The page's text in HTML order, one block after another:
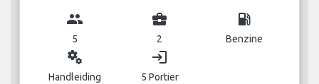
group
5
business_center
2
local_gas_station
Benzine
miscellaneous_services
Handleiding
login
5 Portier